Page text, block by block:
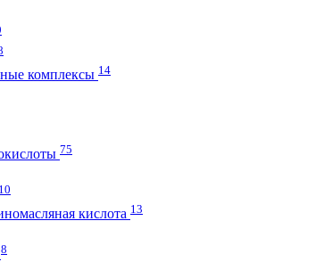
комплексы 14
75
10
кислота 13
8